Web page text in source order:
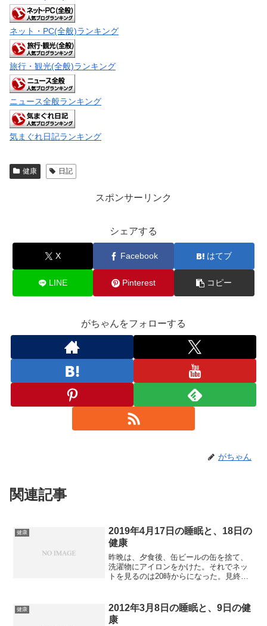
ネット・PC(全般)ランキング
旅行・観光(全般)ランキング
ニュース全般ランキング
気まぐれ日記ランキング
健康 日記
スポンサーリンク
シェアする
X Facebook はてブ
LINE Pinterest コピー
がちゃんをフォローする
がちゃん
関連記事
健康
2019年4月17日の睡眠と、18日の
健康
昨晩は、夕食後、缶ビールの缶を捨て、
洗濯物にアイロンをかけた。それでネッ
トを見るのは20時からになった。見終わ
しかし、寝つきが悪かった。体は休んで
いるのだが、意識が...
健康
2012年3月8日の睡眠と、9日の健
康